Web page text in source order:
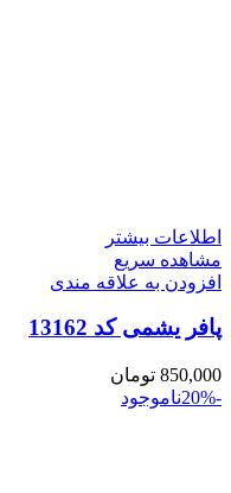
اطلاعات بیشتر
مشاهده سریع
افزودن به علاقه مندی
پافر یشمی کد 13162
850,000 تومان
-20%
ناموجود